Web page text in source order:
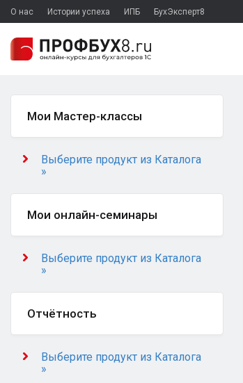
О нас Истории успеха ИПБ БухЭксперт8
Мои Мастер-классы
Выберите продукт из Каталога
»
Мои онлайн-семинары
Выберите продукт из Каталога
»
Отчётность
Выберите продукт из Каталога
»